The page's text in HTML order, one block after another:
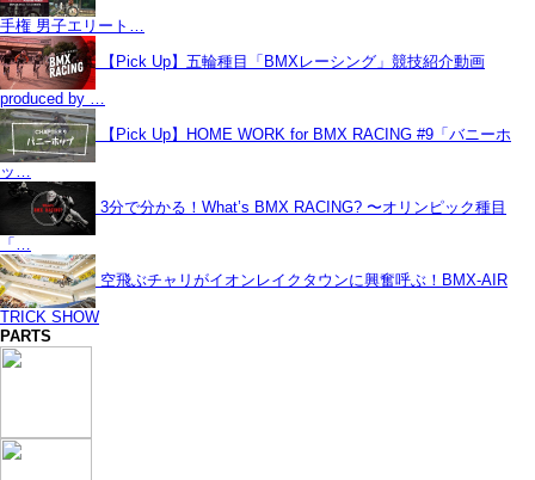
手権 男子エリート…
【Pick Up】五輪種目「BMXレーシング」競技紹介動画
produced by …
【Pick Up】HOME WORK for BMX RACING #9「バニーホ
ッ…
3分で分かる！What’s BMX RACING? 〜オリンピック種目
「…
空飛ぶチャリがイオンレイクタウンに興奮呼ぶ！BMX-AIR
TRICK SHOW
PARTS